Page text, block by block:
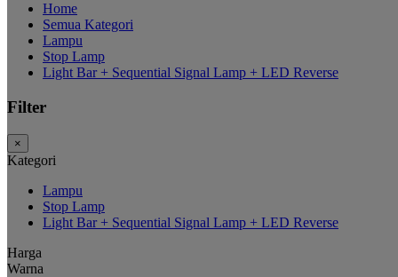
Home
Semua Kategori
Lampu
Stop Lamp
Light Bar + Sequential Signal Lamp + LED Reverse
Filter
×
Kategori
Lampu
Stop Lamp
Light Bar + Sequential Signal Lamp + LED Reverse
Harga
Warna